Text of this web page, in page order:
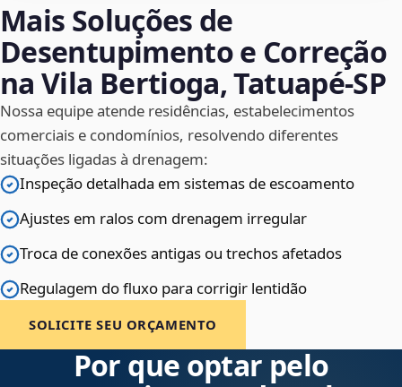
Mais Soluções de
Desentupimento e Correção
na Vila Bertioga, Tatuapé‑SP
Nossa equipe atende residências, estabelecimentos
comerciais e condomínios, resolvendo diferentes
situações ligadas à drenagem:
Inspeção detalhada em sistemas de escoamento
Ajustes em ralos com drenagem irregular
Troca de conexões antigas ou trechos afetados
Regulagem do fluxo para corrigir lentidão
SOLICITE SEU ORÇAMENTO
Por que optar pelo